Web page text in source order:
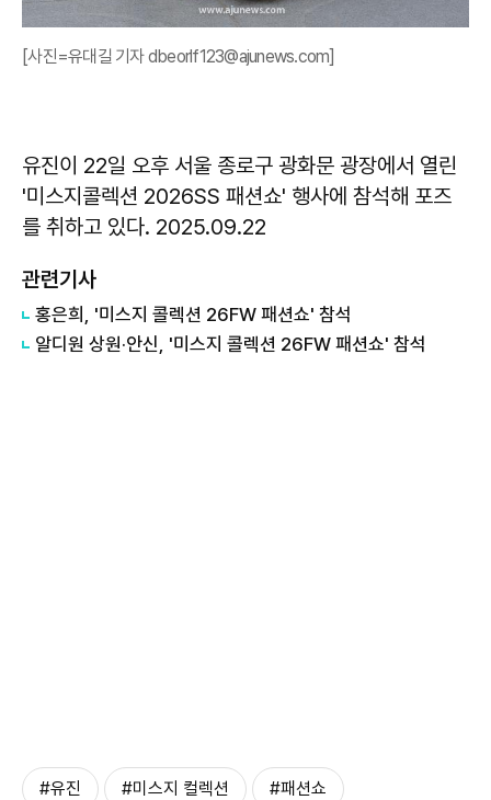
[사진=유대길 기자 dbeorlf123@ajunews.com]
유진이 22일 오후 서울 종로구 광화문 광장에서 열린
'미스지콜렉션 2026SS 패션쇼' 행사에 참석해 포즈
를 취하고 있다. 2025.09.22
관련기사
홍은희, '미스지 콜렉션 26FW 패션쇼' 참석
알디원 상원·안신, '미스지 콜렉션 26FW 패션쇼' 참석
#유진 #미스지 컬렉션 #패션쇼